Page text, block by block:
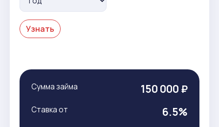
Узнать
Сумма займа 150 000 ₽
Ставка от 6.5%